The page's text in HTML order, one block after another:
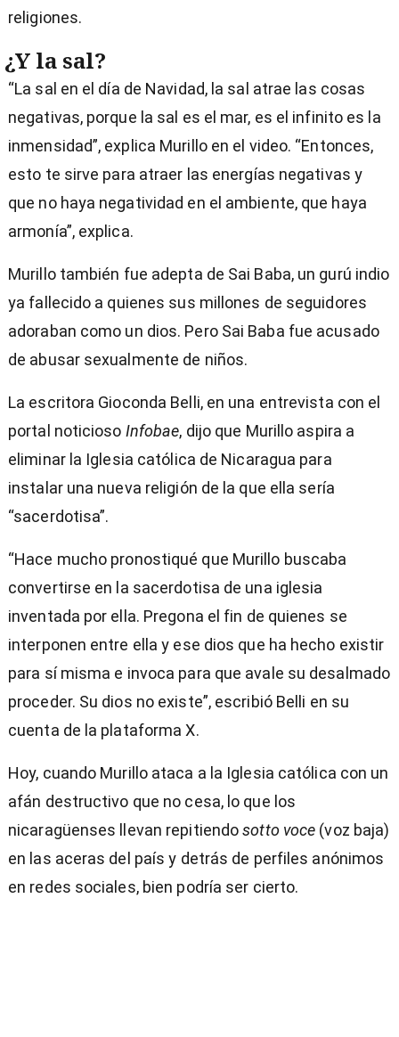
religiones.
¿Y la sal?
“La sal en el día de Navidad, la sal atrae las cosas
negativas, porque la sal es el mar, es el infinito es la
inmensidad”, explica Murillo en el video. “Entonces,
esto te sirve para atraer las energías negativas y
que no haya negatividad en el ambiente, que haya
armonía”, explica.
Murillo también fue adepta de Sai Baba, un gurú indio
ya fallecido a quienes sus millones de seguidores
adoraban como un dios. Pero Sai Baba fue acusado
de abusar sexualmente de niños.
La escritora Gioconda Belli, en una entrevista con el
portal noticioso Infobae, dijo que Murillo aspira a
eliminar la Iglesia católica de Nicaragua para
instalar una nueva religión de la que ella sería
“sacerdotisa”.
“Hace mucho pronostiqué que Murillo buscaba
convertirse en la sacerdotisa de una iglesia
inventada por ella. Pregona el fin de quienes se
interponen entre ella y ese dios que ha hecho existir
para sí misma e invoca para que avale su desalmado
proceder. Su dios no existe”, escribió Belli en su
cuenta de la plataforma X.
Hoy, cuando Murillo ataca a la Iglesia católica con un
afán destructivo que no cesa, lo que los
nicaragüenses llevan repitiendosotto voce (voz baja)
en las aceras del país y detrás de perfiles anónimos
en redes sociales, bien podría ser cierto.